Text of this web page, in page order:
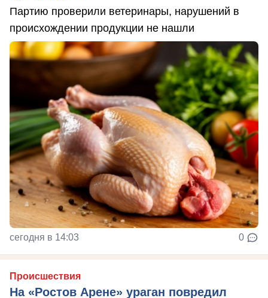
Партию проверили ветеринары, нарушений в
происхождении продукции не нашли
сегодня в 14:03 0
Происшествия
На «Ростов Арене» ураган повредил